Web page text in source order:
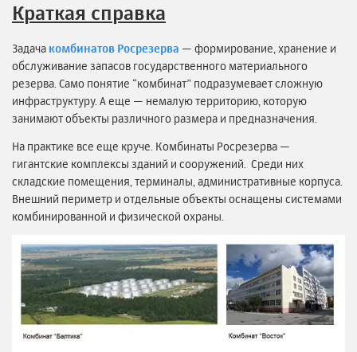
Краткая справка
Задача комбинатов Росрезерва — формирование, хранение и
обслуживание запасов государственного материального
резерва. Само понятие “комбинат” подразумевает сложную
инфраструктуру. А еще — немалую территорию, которую
занимают объекты различного размера и предназначения.
На практике все еще круче. Комбинаты Росрезерва —
гигантские комплексы зданий и сооружений. Среди них
складские помещения, терминалы, административные корпуса.
Внешний периметр и отдельные объекты оснащены системами
комбинированной и физической охраны.